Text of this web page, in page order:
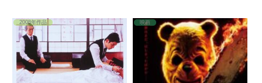
2008年作品 映画